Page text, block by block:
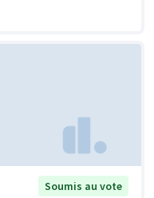
Soumis au vote